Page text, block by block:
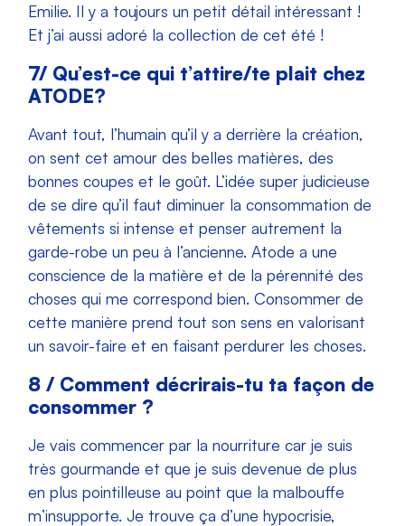
Emilie. Il y a toujours un petit détail intéressant !
Et j’ai aussi adoré la collection de cet été !
7/ Qu’est-ce qui t’attire/te plait chez
ATODE?
Avant tout, l’humain qu’il y a derrière la création,
on sent cet amour des belles matières, des
bonnes coupes et le goût. L’idée super judicieuse
de se dire qu’il faut diminuer la consommation de
vêtements si intense et penser autrement la
garde-robe un peu à l’ancienne. Atode a une
conscience de la matière et de la pérennité des
choses qui me correspond bien. Consommer de
cette manière prend tout son sens en valorisant
un savoir-faire et en faisant perdurer les choses.
8 / Comment décrirais-tu ta façon de
consommer ?
Je vais commencer par la nourriture car je suis
très gourmande et que je suis devenue de plus
en plus pointilleuse au point que la malbouffe
m’insupporte. Je trouve ça d’une hypocrisie,